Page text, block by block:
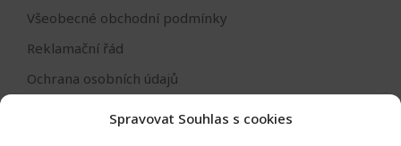
Spravovat Souhlas s cookies
Všeobecné obchodní podmínky
Reklamační řád
Ochrana osobních údajů